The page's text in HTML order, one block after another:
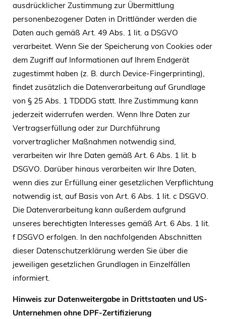
ausdrücklicher Zustimmung zur Übermittlung
personenbezogener Daten in Drittländer werden die
Daten auch gemäß Art. 49 Abs. 1 lit. a DSGVO
verarbeitet. Wenn Sie der Speicherung von Cookies oder
dem Zugriff auf Informationen auf Ihrem Endgerät
zugestimmt haben (z. B. durch Device-Fingerprinting),
findet zusätzlich die Datenverarbeitung auf Grundlage
von § 25 Abs. 1 TDDDG statt. Ihre Zustimmung kann
jederzeit widerrufen werden. Wenn Ihre Daten zur
Vertragserfüllung oder zur Durchführung
vorvertraglicher Maßnahmen notwendig sind,
verarbeiten wir Ihre Daten gemäß Art. 6 Abs. 1 lit. b
DSGVO. Darüber hinaus verarbeiten wir Ihre Daten,
wenn dies zur Erfüllung einer gesetzlichen Verpflichtung
notwendig ist, auf Basis von Art. 6 Abs. 1 lit. c DSGVO.
Die Datenverarbeitung kann außerdem aufgrund
unseres berechtigten Interesses gemäß Art. 6 Abs. 1 lit.
f DSGVO erfolgen. In den nachfolgenden Abschnitten
dieser Datenschutzerklärung werden Sie über die
jeweiligen gesetzlichen Grundlagen in Einzelfällen
informiert.
Hinweis zur Datenweitergabe in Drittstaaten und US-
Unternehmen ohne DPF-Zertifizierung